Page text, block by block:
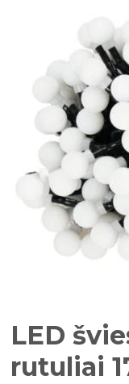
LED
rutuliai